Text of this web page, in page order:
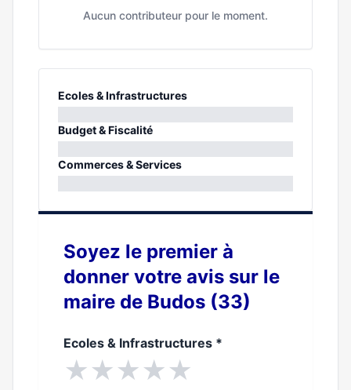
Aucun contributeur pour le moment.
Ecoles & Infrastructures
0%
Budget & Fiscalité
0%
Commerces & Services
Soyez le premier à
donner votre avis sur le
maire de Budos (33)
Ecoles & Infrastructures *
★★★★★